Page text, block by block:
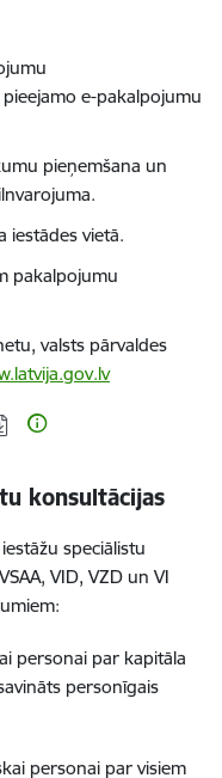
pieejamo e-pakalpojumu
pieņemšana un
iestādes vietā.
pakalpojumu
valsts pārvaldes
konsultācijas
speciālistu
VID, VZD un VI
personai par kapitāla
personīgais
personai par visiem